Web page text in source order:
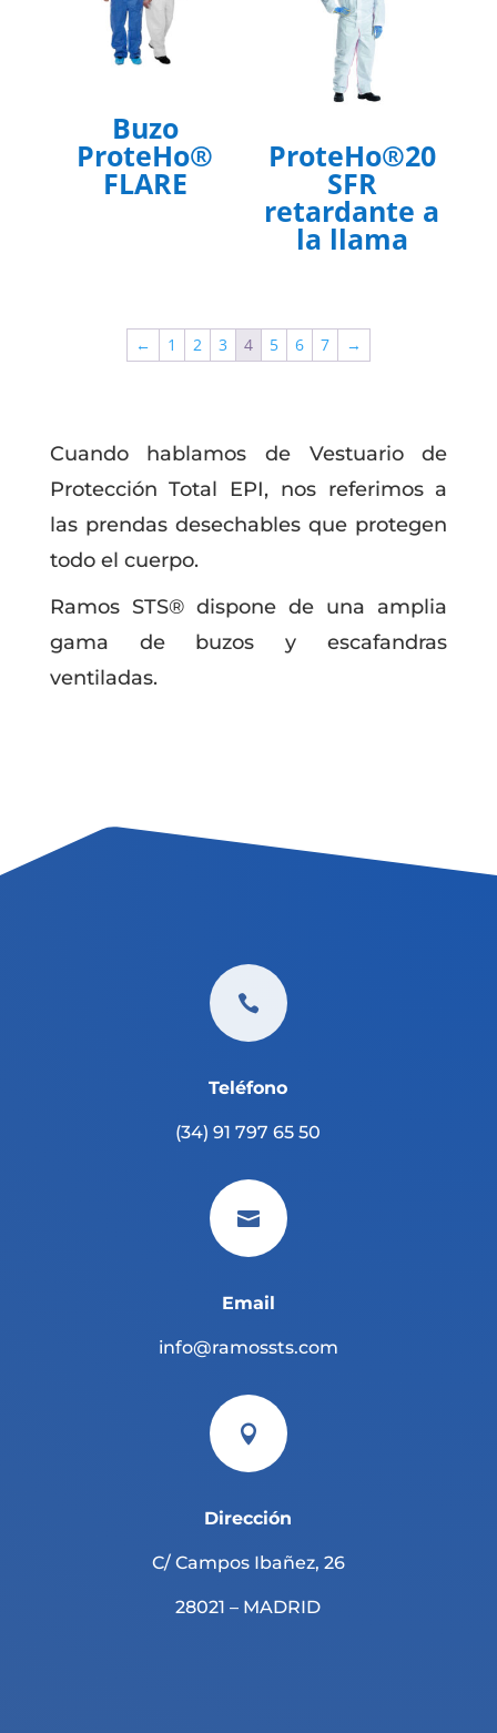
Buzo
ProteHo®
FLARE
ProteHo®20
SFR
retardante a
la llama
← 1 2 3 4 5 6 7 →
Cuando hablamos de Vestuario de
Protección Total EPI, nos referimos a
las prendas desechables que protegen
todo el cuerpo.
Ramos STS® dispone de una amplia
gama de buzos y escafandras
ventiladas.

Teléfono
(34) 91 797 65 50

Email
info@ramossts.com

Dirección
C/ Campos Ibañez, 26
28021 – MADRID